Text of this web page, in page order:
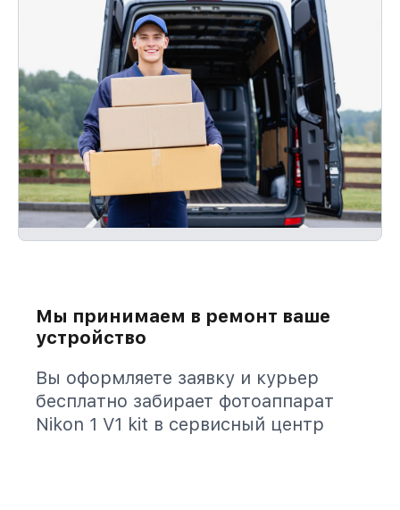
Мы принимаем в ремонт ваше
устройство
Вы оформляете заявку и курьер
бесплатно забирает фотоаппарат
Nikon 1 V1 kit в сервисный центр